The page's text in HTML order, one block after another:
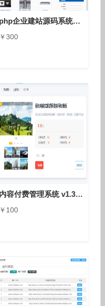
php企业建站源码系统8.0单站版，单语言双语言多语言anfang10a4
￥300
内容付费管理系统 v1.3源码下载，亲测可用
￥100